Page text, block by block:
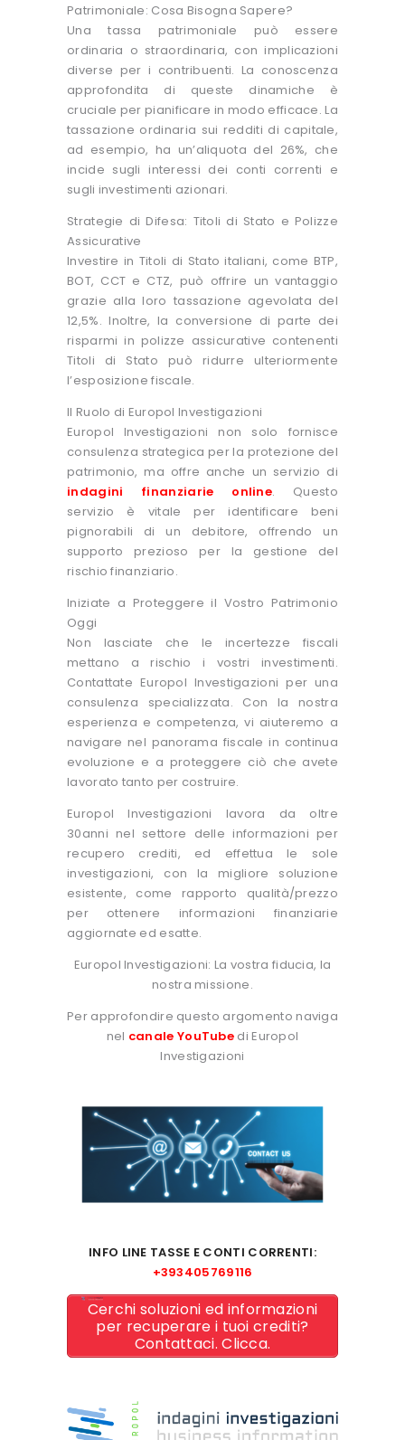
Patrimoniale: Cosa Bisogna Sapere?
Una tassa patrimoniale può essere
ordinaria o straordinaria, con implicazioni
diverse per i contribuenti. La conoscenza
approfondita di queste dinamiche è
cruciale per pianificare in modo efficace. La
tassazione ordinaria sui redditi di capitale,
ad esempio, ha un’aliquota del 26%, che
incide sugli interessi dei conti correnti e
sugli investimenti azionari.
Strategie di Difesa: Titoli di Stato e Polizze
Assicurative
Investire in Titoli di Stato italiani, come BTP,
BOT, CCT e CTZ, può offrire un vantaggio
grazie alla loro tassazione agevolata del
12,5%. Inoltre, la conversione di parte dei
risparmi in polizze assicurative contenenti
Titoli di Stato può ridurre ulteriormente
l’esposizione fiscale.
Il Ruolo di Europol Investigazioni
Europol Investigazioni non solo fornisce
consulenza strategica per la protezione del
patrimonio, ma offre anche un servizio di
indagini finanziarie online. Questo
servizio è vitale per identificare beni
pignorabili di un debitore, offrendo un
supporto prezioso per la gestione del
rischio finanziario.
Iniziate a Proteggere il Vostro Patrimonio
Oggi
Non lasciate che le incertezze fiscali
mettano a rischio i vostri investimenti.
Contattate Europol Investigazioni per una
consulenza specializzata. Con la nostra
esperienza e competenza, vi aiuteremo a
navigare nel panorama fiscale in continua
evoluzione e a proteggere ciò che avete
lavorato tanto per costruire.
Europol Investigazioni lavora da oltre
30anni nel settore delle informazioni per
recupero crediti, ed effettua le sole
investigazioni, con la migliore soluzione
esistente, come rapporto qualità/prezzo
per ottenere informazioni finanziarie
aggiornate ed esatte.
Europol Investigazioni: La vostra fiducia, la
nostra missione.
Per approfondire questo argomento naviga
nel canale YouTube di Europol
Investigazioni
INFO LINE TASSE E CONTI CORRENTI:
+393405769116
Cerchi soluzioni ed informazioni
per recuperare i tuoi crediti?
Contattaci. Clicca.